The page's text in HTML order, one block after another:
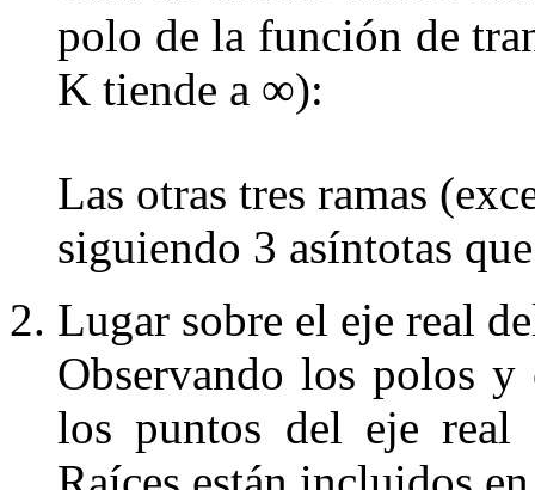
polo de la función de
K tiende a ∞):
Las otras tres ramas
siguiendo 3 asíntotas
Lugar sobre el eje real
Observando los polos
los puntos del eje real